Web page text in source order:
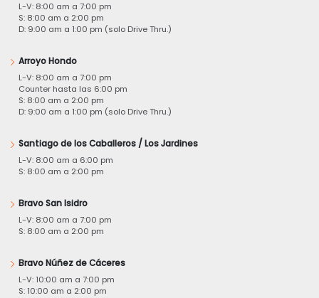
L-V: 8:00 am a 7:00 pm
S: 8:00 am a 2:00 pm
D: 9:00 am a 1:00 pm (solo Drive Thru.)
Arroyo Hondo
L-V: 8:00 am a 7:00 pm
Counter hasta las 6:00 pm
S: 8:00 am a 2:00 pm
D: 9:00 am a 1:00 pm (solo Drive Thru.)
Santiago de los Caballeros / Los Jardines
L-V: 8:00 am a 6:00 pm
S: 8:00 am a 2:00 pm
Bravo San Isidro
L-V: 8:00 am a 7:00 pm
S: 8:00 am a 2:00 pm
Bravo Núñez de Cáceres
L-V: 10:00 am a 7:00 pm
S: 10:00 am a 2:00 pm